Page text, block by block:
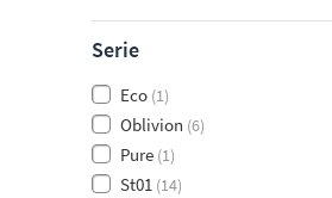
Serie
Eco (1)
Oblivion (6)
Pure (1)
St01 (14)